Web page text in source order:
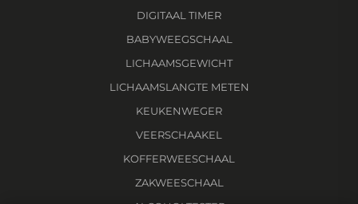
DIGITAAL TIMER
BABYWEEGSCHAAL
LICHAAMSGEWICHT
LICHAAMSLANGTE METEN
KEUKENWEGER
VEERSCHAAKEL
KOFFERWEESCHAAL
ZAKWEESCHAAL